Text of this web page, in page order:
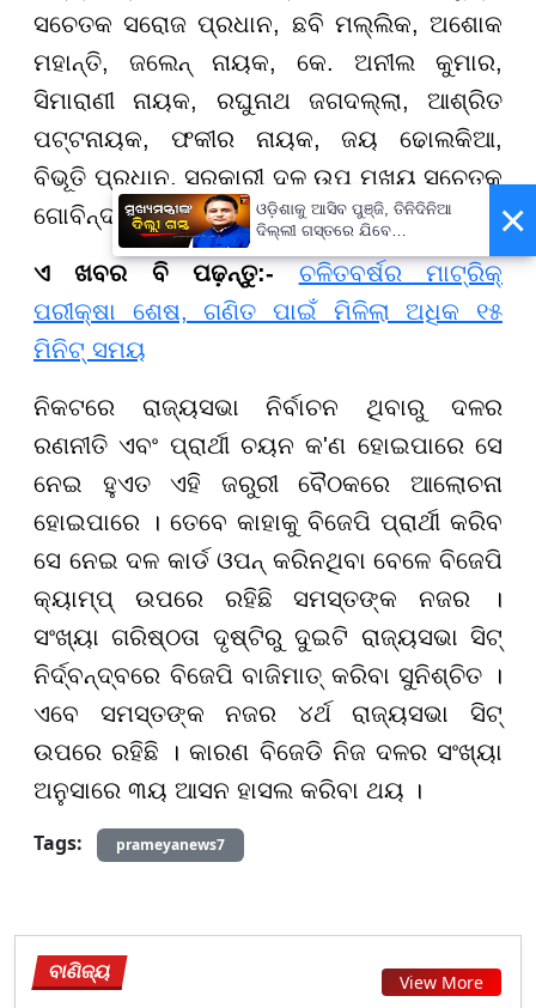
ସଚେତକ ସରୋଜ ପ୍ରଧାନ, ଛବି ମଲ୍ଲିକ, ଅଶୋକ
ମହାନ୍ତି, ଜଲେନ୍ ନାୟକ, କେ. ଅନୀଲ କୁମାର,
ସିମାରାଣୀ ନାୟକ, ରଘୁନାଥ ଜଗଦଲ୍ଲା, ଆଶ୍ରିତ
ପଟ୍ଟନାୟକ, ଫକୀର ନାୟକ, ଜୟ ଢୋଲକିଆ,
ବିଭୂତି ପ୍ରଧାନ, ସରକାରୀ ଦଳ ଉପ ମୁଖ୍ୟ ସଚେତକ
ଗୋବିନ୍ଦ ଦାସ ପ୍ରମୁଖ ପହଞ୍ଚିଛନ୍ତି ।
ଏ ଖବର ବି ପଢ଼ନ୍ତୁ:-
ଚଳିତବର୍ଷର ମାଟ୍ରିକ୍
ପରୀକ୍ଷା ଶେଷ, ଗଣିତ ପାଇଁ ମିଳିଲା ଅଧିକ ୧୫
ମିନିଟ୍ ସମୟ
ନିକଟରେ ରାଜ୍ୟସଭା ନିର୍ବାଚନ ଥିବାରୁ ଦଳର
ରଣନୀତି ଏବଂ ପ୍ରାର୍ଥୀ ଚୟନ କ'ଣ ହୋଇପାରେ ସେ
ନେଇ ହୁଏତ ଏହି ଜରୁରୀ ବୈଠକରେ ଆଲୋଚନା
ହୋଇପାରେ । ତେବେ କାହାକୁ ବିଜେପି ପ୍ରାର୍ଥୀ କରିବ
ସେ ନେଇ ଦଳ କାର୍ଡ ଓପନ୍ କରିନଥିବା ବେଳେ ବିଜେପି
କ୍ୟାମ୍ପ୍‌ ଉପରେ ରହିଛି ସମସ୍ତଙ୍କ ନଜର ।
ସଂଖ୍ୟା ଗରିଷ୍ଠତା ଦୃଷ୍ଟିରୁ ଦୁଇଟି ରାଜ୍ୟସଭା ସିଟ୍‌
ନିର୍ଦ୍ବନ୍ଦ୍ବରେ ବିଜେପି ବାଜିମାତ୍ କରିବା ସୁନିଶ୍ଚିତ ।
ଏବେ ସମସ୍ତଙ୍କ ନଜର ୪ର୍ଥ ରାଜ୍ୟସଭା ସିଟ୍‌
ଉପରେ ରହିଛି । କାରଣ ବିଜେଡି ନିଜ ଦଳର ସଂଖ୍ୟା
ଅନୁସାରେ ୩ୟ ଆସନ ହାସଲ କରିବା ଥୟ ।
Tags:
prameyanews7
ବାଣିଜ୍ୟ View More
×
ଓଡ଼ିଶାକୁ ଆସିବ ପୁଞ୍ଜି, ତିନିଦିନିଆ
ଦିଲ୍ଲୀ ଗସ୍ତରେ ଯିବେ
ମୁଖ୍ୟମନ୍ତ୍ରୀ ମୋହନ ମାଝୀ